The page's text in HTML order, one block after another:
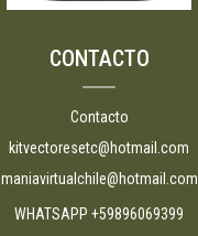
CONTACTO
Contacto
kitvectoresetc@hotmail.com
maniavirtualchile@hotmail.com
WHATSAPP +59896069399